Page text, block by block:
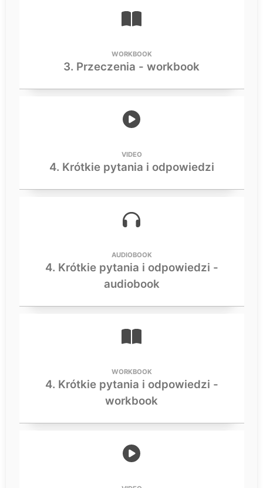
WORKBOOK
3. Przeczenia - workbook
VIDEO
4. Krótkie pytania i odpowiedzi
AUDIOBOOK
4. Krótkie pytania i odpowiedzi -
audiobook
WORKBOOK
4. Krótkie pytania i odpowiedzi -
workbook